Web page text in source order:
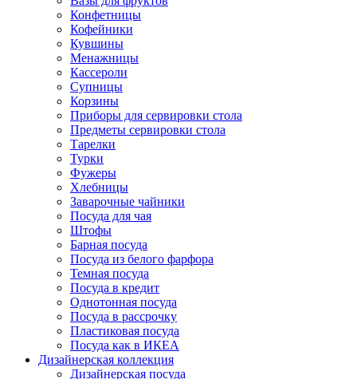
Конфетницы
Кофейники
Кувшины
Менажницы
Кассероли
Супницы
Корзины
Приборы для сервировки стола
Предметы сервировки стола
Тарелки
Турки
Фужеры
Хлебницы
Заварочные чайники
Посуда для чая
Штофы
Барная посуда
Посуда из белого фарфора
Темная посуда
Посуда в кредит
Однотонная посуда
Посуда в рассрочку
Пластиковая посуда
Посуда как в ИКЕА
Дизайнерская коллекция
Дизайнерская посуда